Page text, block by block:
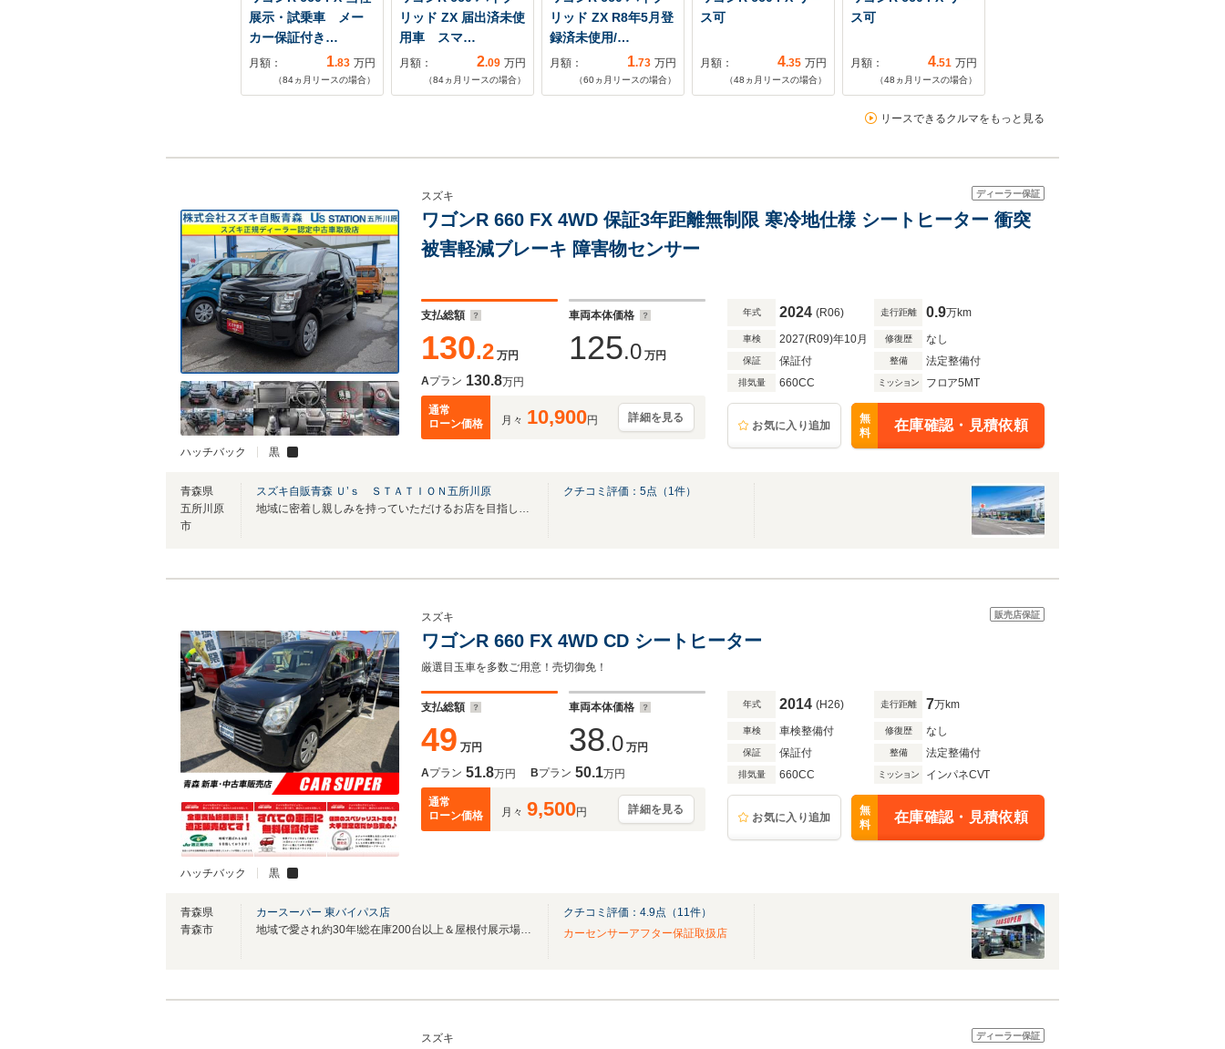
展示・試乗車 メー
カー保証付き…
月額： 1.83 万円
（84ヵ月リースの場合）
リッド ZX 届出済未使
用車 スマ…
月額： 2.09 万円
（84ヵ月リースの場合）
リッド ZX R8年5月登
録済未使用/…
月額： 1.73 万円
（60ヵ月リースの場合）
ス可
月額： 4.35 万円
（48 ヵ月リースの場合）
ス可
月額： 4.51 万円
（48 ヵ月リースの場合）
リースできるクルマをもっと見る
ハッチバック 黒
ディーラー保証
スズキ
ワゴンR 660 FX 4WD 保証3年距離無制限 寒冷地仕様 シートヒーター 衝突
被害軽減ブレーキ 障害物センサー
支払総額
130.2 万円
車両本体価格
125.0 万円
Aプラン 130.8万円
通常
ローン価格
月々 10,900円 詳細を見る
年式 2024 (R06) 走行距離 0.9万km
車検 2027(R09)年10月 修復歴 なし
保証 保証付 整備 法定整備付
排気量 660CC ミッション フロア5MT
お気に入り追加
無
料
在庫確認・見積依頼
青森県
五所川原
市
スズキ自販青森 Ｕ’ｓ ＳＴＡＴＩＯＮ五所川原
クチコミ評価： 5点（ 1 件）
ハッチバック 黒
販売店保証
スズキ
ワゴンR 660 FX 4WD CD シートヒーター
厳選目玉車を多数ご用意！売切御免！
支払総額
49 万円
車両本体価格
38.0 万円
Aプラン 51.8万円 Bプラン 50.1万円
通常
ローン価格
月々 9,500円 詳細を見る
年式 2014 (H26) 走行距離 7万km
車検 車検整備付 修復歴 なし
保証 保証付 整備 法定整備付
排気量 660CC ミッション インパネCVT
お気に入り追加
無
料
在庫確認・見積依頼
青森県
青森市
カースーパー 東バイパス店
クチコミ評価： 4.9 点（ 11 件）
カーセンサーアフター保証取扱店
ディーラー保証
スズキ